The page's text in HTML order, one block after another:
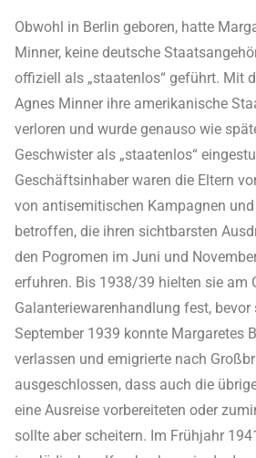
Obwohl in Berlin geboren, hatte
Minner, keine deutsche
offiziell als „staatenlos“ geführt. Mit
Agnes Minner ihre amerikanische
verloren und wurde genauso wie
Geschwister als „staatenlos“
Geschäftsinhaber waren die Eltern
von antisemitischen Kampagnen
betroffen, die ihren sichtbarsten
den Pogromen im Juni und
erfuhren. Bis 1938/39 hielten sie am
Galanteriewarenhandlung fest,
September 1939 konnte Margaretes
verlassen und emigrierte nach
ausgeschlossen, dass auch die
eine Ausreise vorbereiteten oder
sollte aber scheitern. Im Frühjahr